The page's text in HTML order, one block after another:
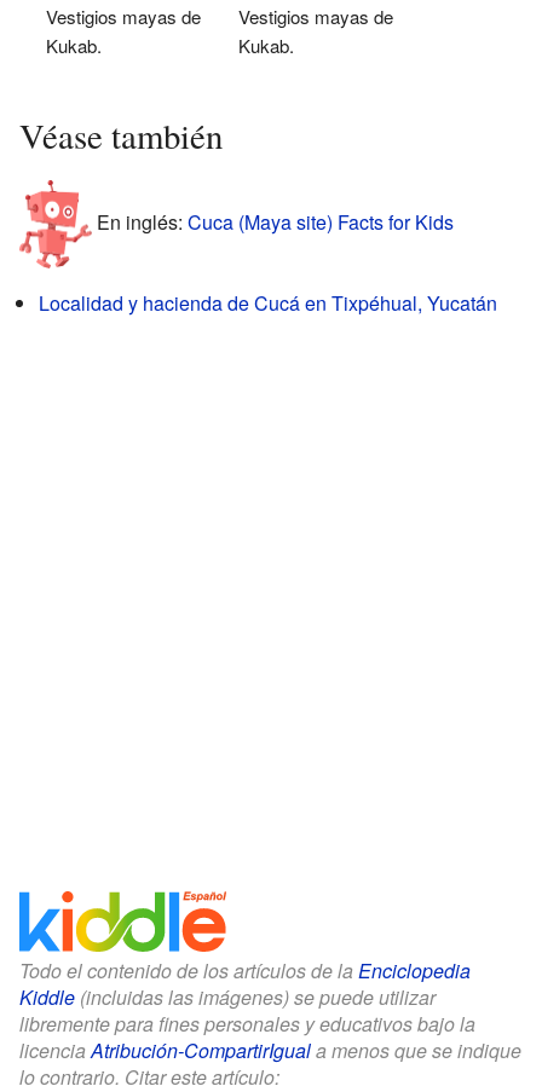
Vestigios mayas de
Kukab.
Vestigios mayas de
Kukab.
Véase también
En inglés: Cuca (Maya site) Facts for Kids
Localidad y hacienda de Cucá en Tixpéhual, Yucatán
Todo el contenido de los artículos de la Enciclopedia
Kiddle (incluidas las imágenes) se puede utilizar
libremente para fines personales y educativos bajo la
licenciaAtribución-CompartirIguala menos que se indique
lo contrario. Citar este artículo: